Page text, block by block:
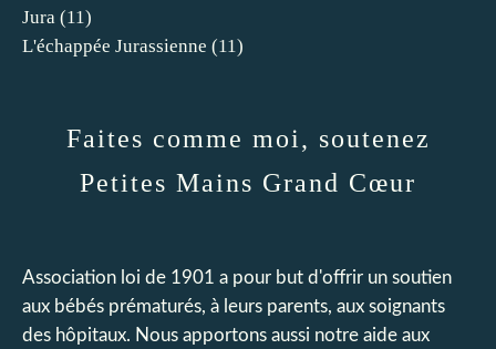
Jura (11)
L'échappée Jurassienne (11)
Faites comme moi, soutenez
Petites Mains Grand Cœur
Association loi de 1901 a pour but d'offrir un soutien
aux bébés prématurés, à leurs parents, aux soignants
des hôpitaux. Nous apportons aussi notre aide aux